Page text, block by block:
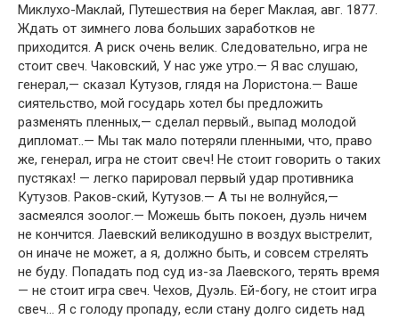
Миклухо-Маклай, Путешествия на берег Маклая, авг. 1877.
Ждать от зимнего лова больших заработков не
приходится. А риск очень велик. Следовательно, игра не
стоит свеч. Чаковский, У нас уже утро.— Я вас слушаю,
генерал,— сказал Кутузов, глядя на Лористона.— Ваше
сиятельство, мой государь хотел бы предложить
разменять пленных,— сделал первый., выпад молодой
дипломат..— Мы так мало потеряли пленными, что, право
же, генерал, игра не стоит свеч! Не стоит говорить о таких
пустяках! — легко парировал первый удар противника
Кутузов. Раков-ский, Кутузов.— А ты не волнуйся,—
засмеялся зоолог.— Можешь быть покоен, дуэль ничем
не кончится. Лаевский великодушно в воздух выстрелит,
он иначе не может, а я, должно быть, и совсем стрелять
не буду. Попадать под суд из-за Лаевского, терять время
— не стоит игра свеч. Чехов, Дуэль. Ей-богу, не стоит игра
свеч… Я с голоду пропаду, если стану долго сидеть над